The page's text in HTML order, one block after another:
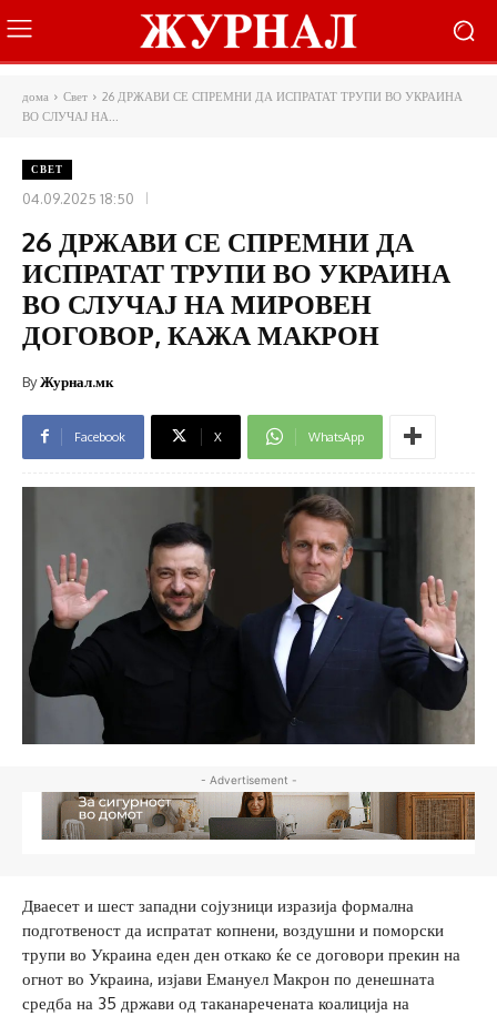
дома Свет
26 ДРЖАВИ СЕ СПРЕМНИ ДА ИСПРАТАТ ТРУПИ ВО УКРАИНА
ВО СЛУЧАЈ НА...
СВЕТ
04.09.2025 18:50
26 ДРЖАВИ СЕ СПРЕМНИ ДА
ИСПРАТАТ ТРУПИ ВО УКРАИНА
ВО СЛУЧАЈ НА МИРОВЕН
ДОГОВОР, КАЖА МАКРОН
ByЖурнал.мк
Facebook X WhatsApp
- Advertisement -
Дваесет и шест западни сојузници изразија формална
подготвеност да испратат копнени, воздушни и поморски
трупи во Украина еден ден откако ќе се договори прекин на
огнот во Украина, изјави Емануел Макрон по денешната
средба на 35 држави од таканаречената коалиција на